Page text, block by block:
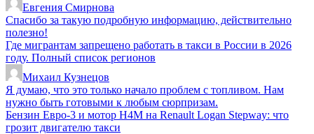
Евгения Смирнова
Спасибо за такую подробную информацию, действительно
полезно!
Где мигрантам запрещено работать в такси в России в 2026
году. Полный список регионов
Михаил Кузнецов
Я думаю, что это только начало проблем с топливом. Нам
нужно быть готовыми к любым сюрпризам.
Бензин Евро-3 и мотор H4M на Renault Logan Stepway: что
грозит двигателю такси